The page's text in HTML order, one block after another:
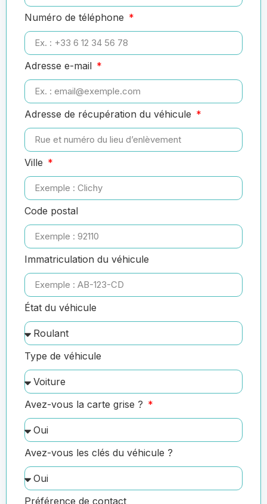
Numéro de téléphone
Adresse e-mail
Adresse de récupération du véhicule
Ville
Code postal
Immatriculation du véhicule
État du véhicule
Type de véhicule
Avez-vous la carte grise ?
Avez-vous les clés du véhicule ?
Préférence de contact